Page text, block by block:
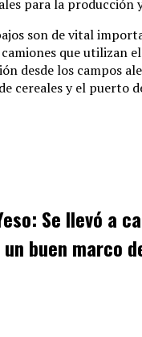
para la producción
son de vital
que utilizan
desde los campos
cereales y el puerto
Se llevó a
buen marco